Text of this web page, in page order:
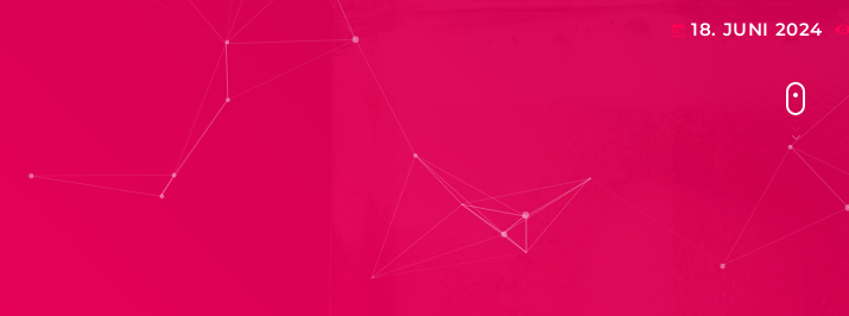
today 18. JUNI 2024